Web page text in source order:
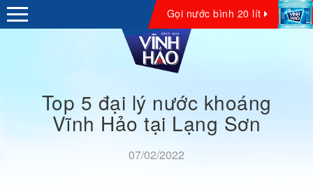
Gọi nước bình 20 lít
Giới thiệu
Top 5 đại lý nước khoáng
Vĩnh Hảo tại Lạng Sơn
07/02/2022